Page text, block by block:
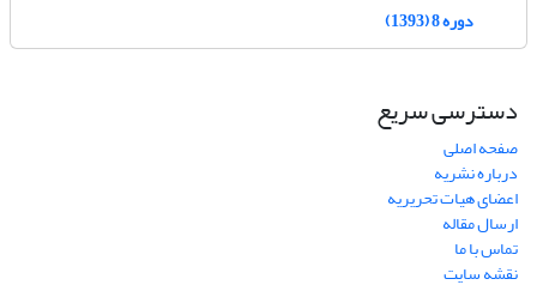
دوره 8 (1393)
دسترسی سریع
صفحه اصلی
درباره نشریه
اعضای هیات تحریریه
ارسال مقاله
تماس با ما
نقشه سایت